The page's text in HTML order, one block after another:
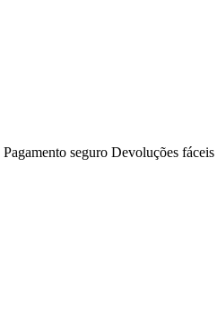
Pagamento seguro Devoluções fáceis